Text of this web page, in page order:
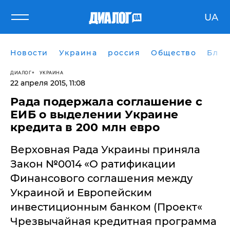
UA
Новости Украина россия Общество
ДИАЛОГ УКРАИНА
22 апреля 2015, 11:08
Рада подержала соглашение с
ЕИБ о выделении Украине
кредита в 200 млн евро
Верховная Рада Украины приняла
Закон №0014 «О ратификации
Финансового соглашения между
Украиной и Европейским
инвестиционным банком (Проект«
Чрезвычайная кредитная программа